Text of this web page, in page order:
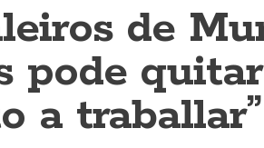
de
pode
a traballar”